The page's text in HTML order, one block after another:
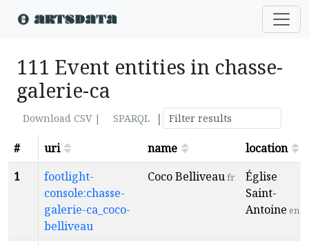
111 Event entities in chasse-
galerie-ca
Download CSV | SPARQL
|
#
uri name
location
1
footlight-
console:chasse-
galerie-ca_coco-
belliveau
Coco Belliveaufr
Église
Saint-
Antoine en